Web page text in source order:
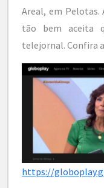
Areal, em
tão bem aceita
telejornal. Confira
https://